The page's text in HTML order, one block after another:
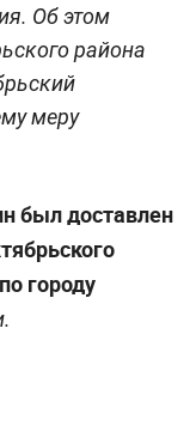
Об этом
района
меру
был доставлен
городу